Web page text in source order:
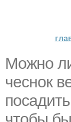
Можно
чеснок